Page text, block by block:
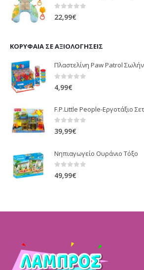
22,99€
ΚΟΡΥΦΑΊΑ ΣΕ ΑΞΙΟΛΟΓΉΣΕΙΣ
Πλαστελίνη Paw Patrol
4,99€
0 out of 5
39,99€
Νηπιαγωγείο Ουράνιο Τόξο
0 out of 5
49,99€